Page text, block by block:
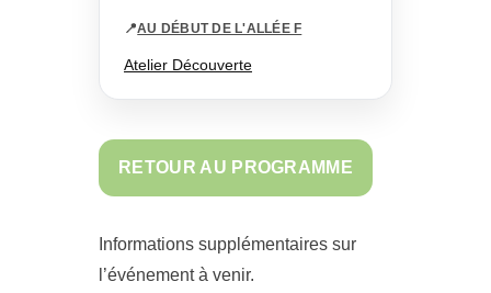
📍AU DÉBUT DE L'ALLÉE F
Atelier Découverte
RETOUR AU PROGRAMME
Informations supplémentaires sur
l’événement à venir.